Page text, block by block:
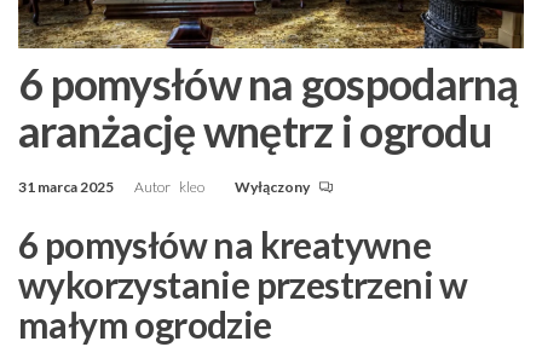
6 pomysłów na gospodarną
aranżację wnętrz i ogrodu
31 marca 2025 Autor kleo Wyłączony
6 pomysłów na kreatywne
wykorzystanie przestrzeni w
małym ogrodzie